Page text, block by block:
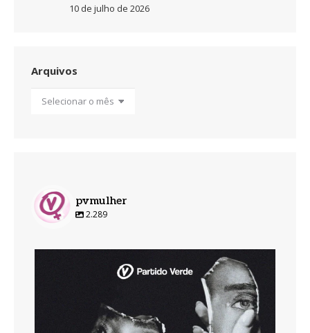
10 de julho de 2026
Arquivos
pvmulher
2.289
Ago 7